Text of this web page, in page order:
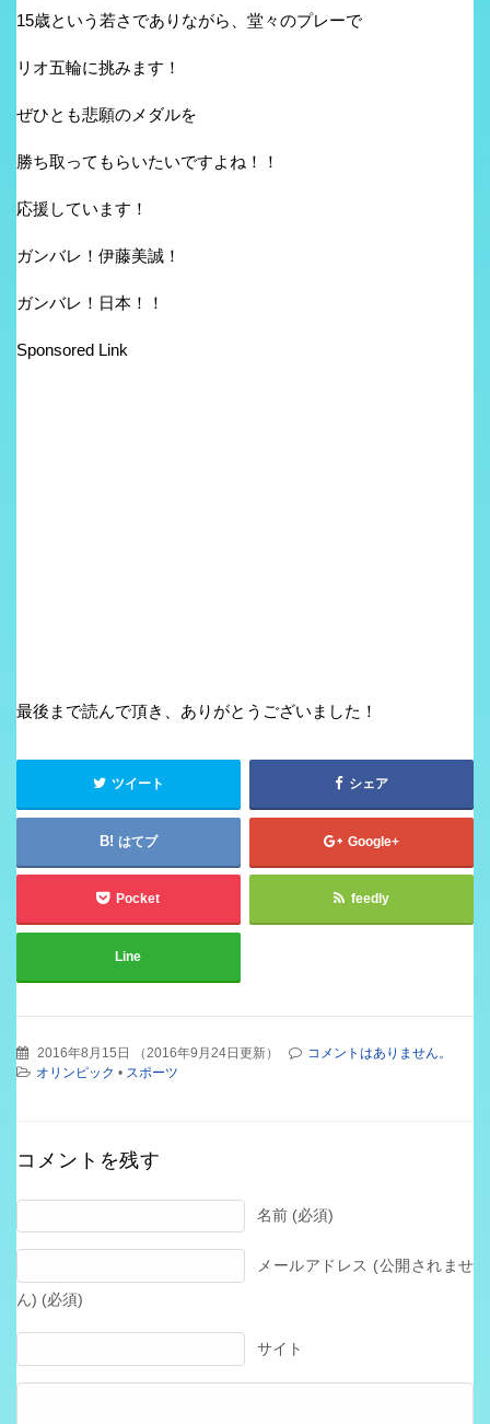
15歳という若さでありながら、堂々のプレーで
リオ五輪に挑みます！
ぜひとも悲願のメダルを
勝ち取ってもらいたいですよね！！
応援しています！
ガンバレ！伊藤美誠！
ガンバレ！日本！！
Sponsored Link
最後まで読んで頂き、ありがとうございました！
ツイート シェア
はてブ Google+
Pocket feedly
Line
2016年8月15日 （2016年9月24日更新）
コメントはありません。
オリンピック • スポーツ
コメントを残す
名前 (必須)
メールアドレス (公開されませ
ん) (必須)
サイト